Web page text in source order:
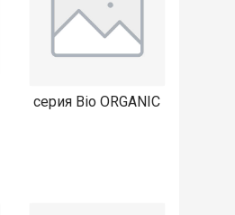
серия Bio ORGANIC